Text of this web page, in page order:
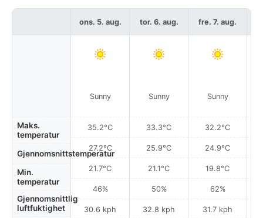
Maks.
temperatur
Gjennomsnittstemperatur
Min.
temperatur
Gjennomsnittlig
luftfuktighet
ons. 5. aug.
Sunny
35.2°C
27.2°C
21.7°C
46%
30.6 kph
tor. 6. aug.
Sunny
33.3°C
25.9°C
21.1°C
50%
32.8 kph
fre. 7. aug.
Sunny
32.2°C
24.9°C
19.8°C
62%
31.7 kph